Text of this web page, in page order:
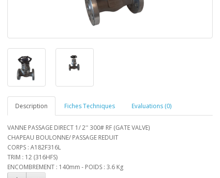
Description Fiches Techniques Evaluations (0)
VANNE PASSAGE DIRECT 1/ 2'' 300# RF (GATE VALVE)
CHAPEAU BOULONNE/ PASSAGE REDUIT
CORPS : A182F316L
TRIM : 12 (316HFS)
ENCOMBREMENT : 140mm - POIDS : 3.6 Kg